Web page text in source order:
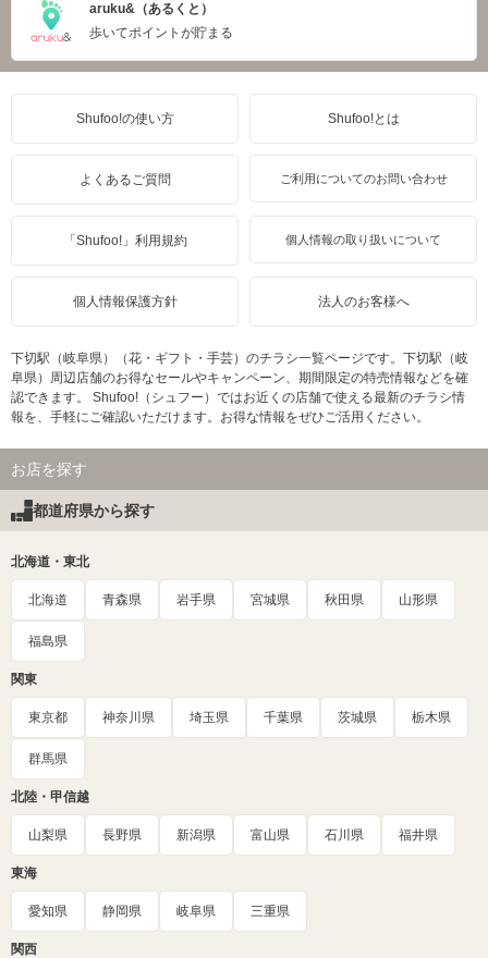
aruku&（あるくと）
歩いてポイントが貯まる
Shufoo!の使い方 Shufoo!とは
よくあるご質問 ご利用についてのお問い合わせ
「Shufoo!」利用規約 個人情報の取り扱いについて
個人情報保護方針 法人のお客様へ
下切駅（岐阜県）（花・ギフト・手芸）のチラシ一覧ページです。下切駅（岐
阜県）周辺店舗のお得なセールやキャンペーン、期間限定の特売情報などを確
認できます。 Shufoo!（シュフー）ではお近くの店舗で使える最新のチラシ情
報を、手軽にご確認いただけます。お得な情報をぜひご活用ください。
お店を探す
都道府県から探す
北海道・東北
北海道 青森県 岩手県 宮城県 秋田県 山形県
福島県
関東
東京都 神奈川県 埼玉県 千葉県 茨城県 栃木県
群馬県
北陸・甲信越
山梨県 長野県 新潟県 富山県 石川県 福井県
東海
愛知県 静岡県 岐阜県 三重県
関西